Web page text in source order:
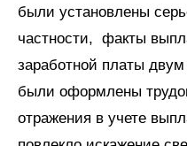
были установлены
частности, факты
заработной платы
были оформлены
отражения в учете